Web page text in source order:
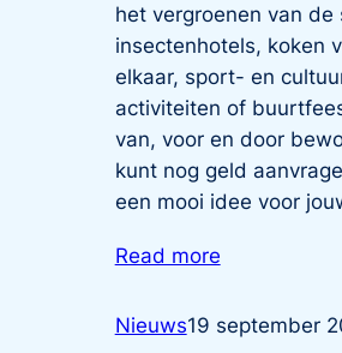
het vergroenen van de
insectenhotels, koken
elkaar, sport- en
activiteiten of
van, voor en door
kunt nog geld
een mooi idee voor
Read more
Nieuws19 september